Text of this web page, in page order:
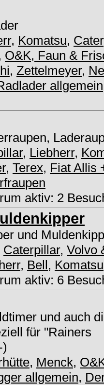
, Komatsu,
O&K, Faun &
, Zettelmeyer,
allgemein
, Liebherr,
, Terex, Fiat Allis
aktiv: 2
und
Caterpillar, Volvo
, Bell, Komatsu
aktiv: 6
und auch
für "Rainers
, Menck,
allgemein,